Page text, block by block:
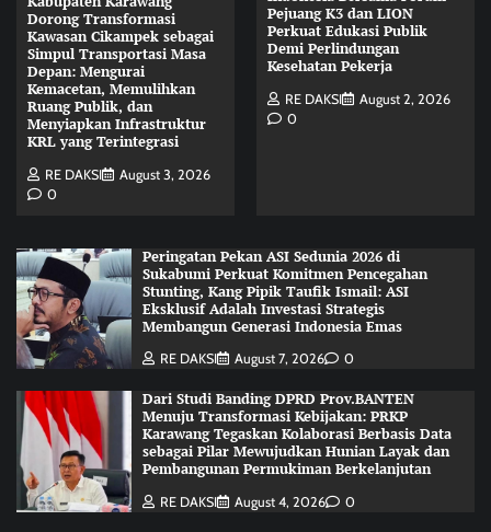
Dorong Transformasi
Kawasan Cikampek sebagai
Simpul Transportasi Masa
Depan: Mengurai
Kemacetan, Memulihkan
Ruang Publik, dan
Menyiapkan Infrastruktur
KRL yang Terintegrasi
RE DAKSI
August 3, 2026
0
Pejuang K3 dan LION
Perkuat Edukasi Publik
Demi Perlindungan
Kesehatan Pekerja
RE DAKSI
August 2, 2026
0
Peringatan Pekan ASI Sedunia 2026 di
Sukabumi Perkuat Komitmen Pencegahan
Stunting, Kang Pipik Taufik Ismail: ASI
Eksklusif Adalah Investasi Strategis
Membangun Generasi Indonesia Emas
RE DAKSI August 7, 2026 0
Dari Studi Banding DPRD Prov.BANTEN
Menuju Transformasi Kebijakan: PRKP
Karawang Tegaskan Kolaborasi Berbasis Data
sebagai Pilar Mewujudkan Hunian Layak dan
Pembangunan Permukiman Berkelanjutan
RE DAKSI August 4, 2026 0